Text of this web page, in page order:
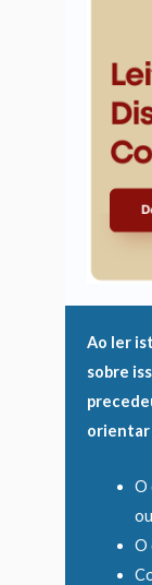
Ao ler
sobre
orientar
O
O